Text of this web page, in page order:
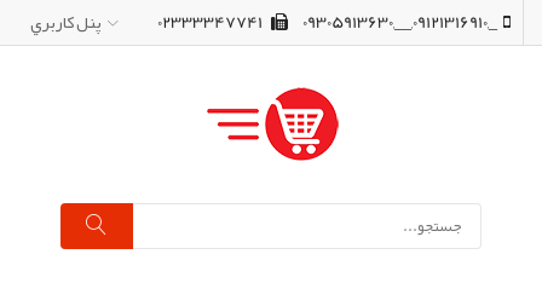
_,09121316910,__,09305913630 پنل کاربري